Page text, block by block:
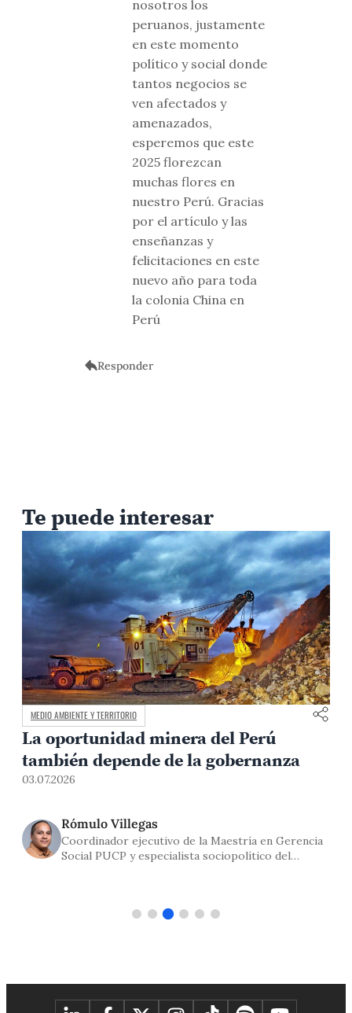
nosotros los
peruanos, justamente
en este momento
político y social donde
tantos negocios se
ven afectados y
amenazados,
esperemos que este
2025 florezcan
muchas flores en
nuestro Perú. Gracias
por el artículo y las
enseñanzas y
felicitaciones en este
nuevo año para toda
la colonia China en
Perú
Responder
Te puede interesar
MEDIO AMBIENTE Y TERRITORIO
La oportunidad minera del Perú
también depende de la gobernanza
03.07.2026
Rómulo Villegas
Coordinador ejecutivo de la Maestría en Gerencia
Social PUCP y especialista sociopolítico del